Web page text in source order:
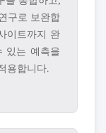
구로 보완합
이트까지 완
있는 예측을
용합니다.